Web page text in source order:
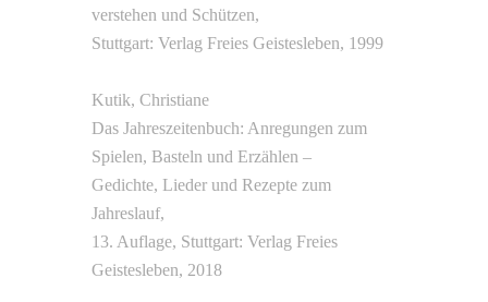
verstehen und Schützen,
Stuttgart: Verlag Freies Geistesleben, 1999
Kutik, Christiane
Das Jahreszeitenbuch: Anregungen zum
Spielen, Basteln und Erzählen –
Gedichte, Lieder und Rezepte zum
Jahreslauf,
13. Auflage, Stuttgart: Verlag Freies
Geistesleben, 2018